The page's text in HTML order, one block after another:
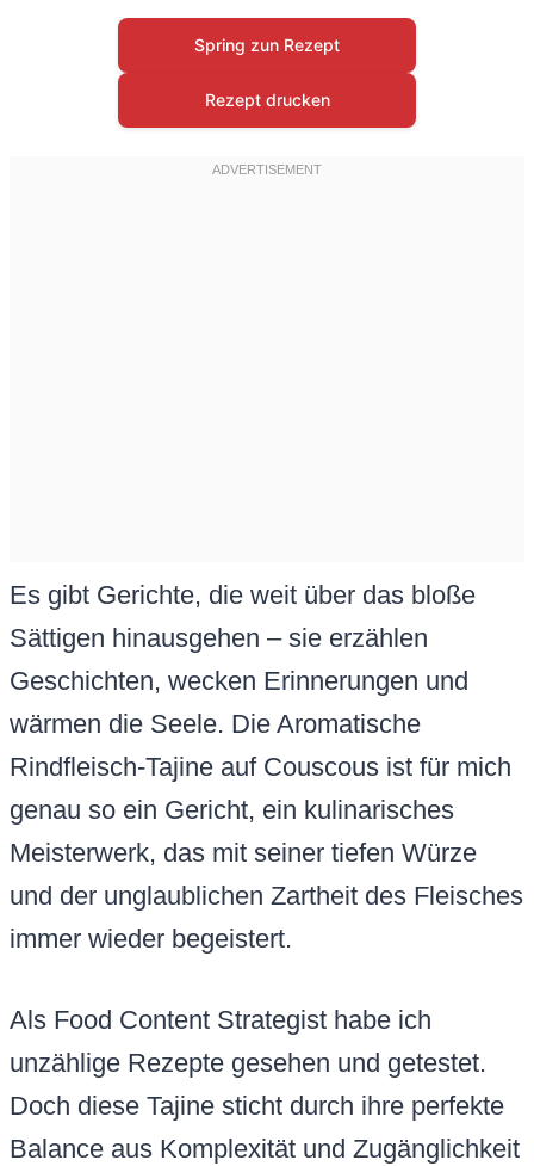
Spring zun Rezept
Rezept drucken
Es gibt Gerichte, die weit über das bloße
Sättigen hinausgehen – sie erzählen
Geschichten, wecken Erinnerungen und
wärmen die Seele. Die Aromatische
Rindfleisch-Tajine auf Couscous ist für mich
genau so ein Gericht, ein kulinarisches
Meisterwerk, das mit seiner tiefen Würze
und der unglaublichen Zartheit des Fleisches
immer wieder begeistert.
Als Food Content Strategist habe ich
unzählige Rezepte gesehen und getestet.
Doch diese Tajine sticht durch ihre perfekte
Balance aus Komplexität und Zugänglichkeit